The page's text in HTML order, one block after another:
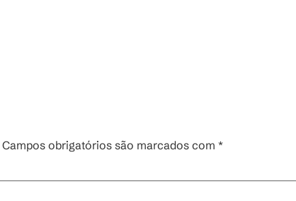
Campos obrigatórios são marcados com *